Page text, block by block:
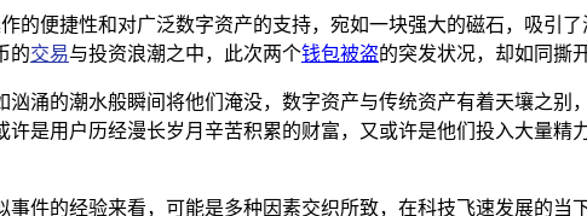
的便捷性和对广泛数字资产的支持，宛如一块强大的磁石，吸引
的交易与投资浪潮之中，此次两个钱包被盗的突发状况，却如同撕
涌的潮水般瞬间将他们淹没，数字资产与传统资产有着天壤之
是用户历经漫长岁月辛苦积累的财富，又或许是他们投入大量
件的经验来看，可能是多种因素交织所致，在科技飞速发展的